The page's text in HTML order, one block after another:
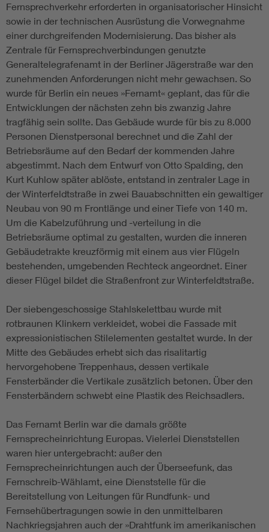
Fernsprechverkehr erforderten in organisatorischer Hinsicht
sowie in der technischen Ausrüstung die Vorwegnahme
einer durchgreifenden Modernisierung. Das bisher als
Zentrale für Fernsprechverbindungen genutzte
Generaltelegrafenamt in der Berliner Jägerstraße war den
zunehmenden Anforderungen nicht mehr gewachsen. So
wurde für Berlin ein neues »Fernamt« geplant, das für die
Entwicklungen der nächsten zehn bis zwanzig Jahre
tragfähig sein sollte. Das Gebäude wurde für bis zu 8.000
Personen Dienstpersonal berechnet und die Zahl der
Betriebsräume auf den Bedarf der kommenden Jahre
abgestimmt. Nach dem Entwurf von Otto Spalding, den
Kurt Kuhlow später ablöste, entstand in zentraler Lage in
der Winterfeldtstraße in zwei Bauabschnitten ein gewaltiger
Neubau von 90 m Frontlänge und einer Tiefe von 140 m.
Um die Kabelzuführung und -verteilung in die
Betriebsräume optimal zu gestalten, wurden die inneren
Gebäudetrakte kreuzförmig mit einem aus vier Flügeln
bestehenden, umgebenden Rechteck angeordnet. Einer
dieser Flügel bildet die Straßenfront zur Winterfeldtstraße.
Der siebengeschossige Stahlskelettbau wurde mit
rotbraunen Klinkern verkleidet, wobei die Fassade mit
expressionistischen Stilelementen gestaltet wurde. In der
Mitte des Gebäudes erhebt sich das risalitartig
hervorgehobene Treppenhaus, dessen vertikale
Fensterbänder die Vertikale zusätzlich betonen. Über den
Fensterbändern schwebt eine Plastik des Reichsadlers.
Das Fernamt Berlin war die damals größte
Fernsprecheinrichtung Europas. Vielerlei Dienststellen
waren hier untergebracht: außer den
Fernsprecheinrichtungen auch der Überseefunk, das
Fernschreib-Wählamt, eine Dienststelle für die
Bereitstellung von Leitungen für Rundfunk- und
Fernsehübertragungen sowie in den unmittelbaren
Nachkriegsjahren auch der »Drahtfunk im amerikanischen